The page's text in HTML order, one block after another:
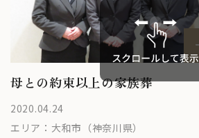
母との約束以上の家族葬
2020.04.24
エリア： 大和市（神奈川県）